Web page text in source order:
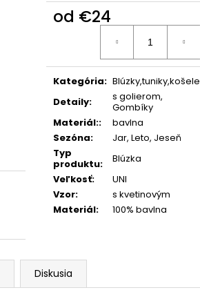
od €24
Jednotková
Kategória: Blúzky,tuniky,košele
Detaily:
s golierom,
Gombíky
Materiál::
bavlna
Sezóna:
Jar, Leto, Jeseň
Typ
produktu:
Blúzka
Veľkosť:
UNI
Vzor:
s kvetinovým
Materiál: 100% bavlna
Diskusia
PREŠÍVANÁ, ASYMETRICKÁ BUNDA S
KAPUCŇOU IT-RAMOSA